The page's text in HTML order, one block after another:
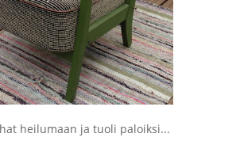
heilumaan ja tuoli paloiksi...